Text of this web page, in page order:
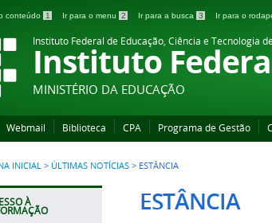
conteúdo 1 Ir para o menu 2 Ir para a busca 3 Ir para o
Instituto Federal de Educação, Ciência e Tecnologia
Instituto
MINISTÉRIO DA EDUCAÇÃO
Webmail Biblioteca CPA Programa de Gestão
INICIAL > ÚLTIMAS NOTÍCIAS > ESTÂNCIA
À ESTÂNCIA